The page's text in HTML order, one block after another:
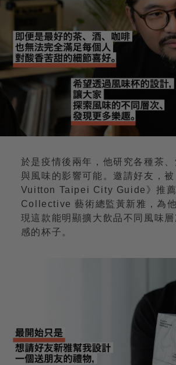
於是疫情後兩年，他研究各種茶
與風味的影響可能。邀請好友，
Vuitton Taipei City Guide》推薦
Collective 藝術總監黃新雅，為
現這款能明顯擴大飲品不同風味
感的杯子。